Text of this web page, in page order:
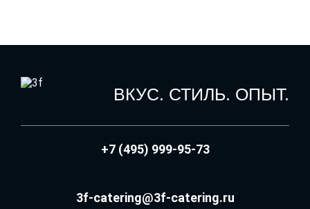
ВКУС. СТИЛЬ. ОПЫТ.
+7 (495) 999-95-73
3f-catering@3f-catering.ru